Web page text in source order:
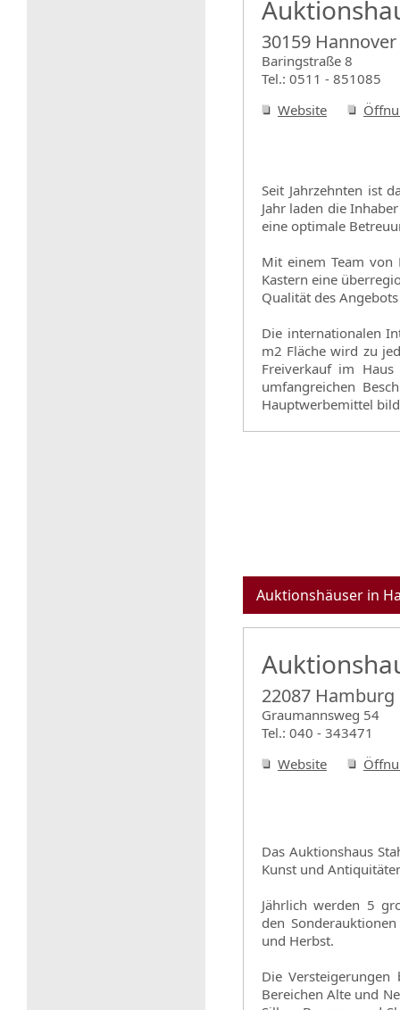
30159 Hannover
Baringstraße 8
Tel.: 0511 - 851085
Website
Seit Jahrzehnten ist
Jahr laden die
eine optimale
Mit einem Team von
Kastern eine
Qualität des
Die internationalen
m2 Fläche wird zu
Freiverkauf im
umfangreichen
Hauptwerbemittel
Auktionshäuser in
22087 Hamburg
Graumannsweg 54
Tel.: 040 - 343471
Website
Das Auktionshaus
Kunst und
Jährlich werden 5
den
und Herbst.
Die
Bereichen Alte und